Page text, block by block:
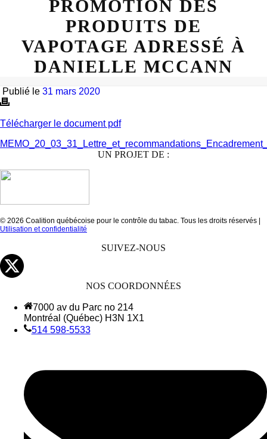
PROMOTION DES
PRODUITS DE
VAPOTAGE ADRESSÉ À
DANIELLE MCCANN
Publié le 31 mars 2020
Télécharger le document pdf
UN PROJET DE :
© 2026 Coalition québécoise pour le contrôle du tabac. Tous les droits réservés |
Utilisation et confidentialité
SUIVEZ-NOUS
NOS COORDONNÉES
7000 av du Parc no 214
Montréal (Québec) H3N 1X1
514 598-5533